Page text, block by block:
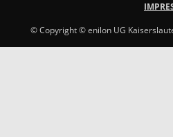
© Copyright © enilon UG